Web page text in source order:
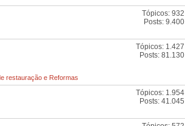
RSS
deste
Fórum
Tópicos: 932
Posts: 9.400
restauração e Reformas
Fórum
Tópicos: 1.427
Posts: 81.130
RSS
Tópicos: 1.954
Posts: 41.045